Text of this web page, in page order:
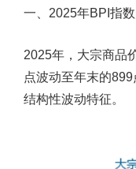
一、 2025年BPI 指
2025年，大宗商品
点波动至年末的899
结构性波动特征。